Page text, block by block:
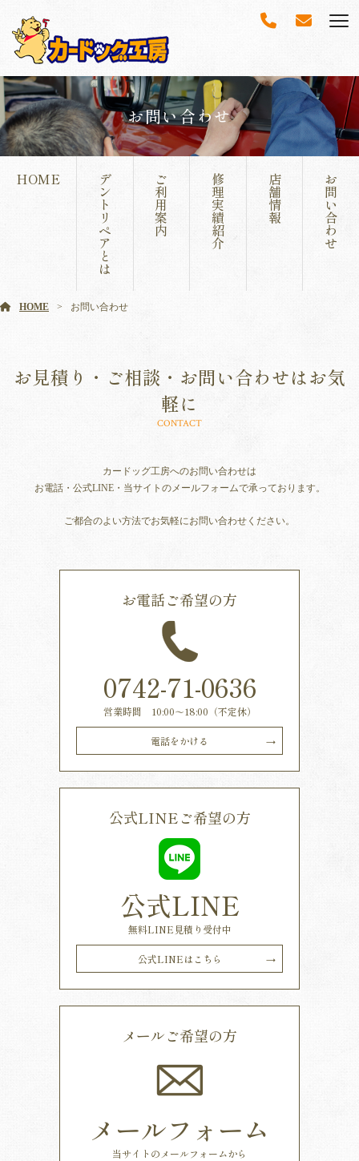
お問い合わせ
HOME デ
ン
ト
リ
ペ
ア
と
は
ご
利
用
案
内
修
理
実
績
紹
介
店
舗
情
報
お
問
い
合
わ
せ
HOME お問い合わせ
お見積り・ご相談・お問い合わせはお気
軽に
CONTACT
カードッグ工房へのお問い合わせは
お電話・公式LINE・当サイトのメールフォームで承っております。
ご都合のよい方法でお気軽にお問い合わせください。
お電話ご希望の方
0742-71-0636
営業時間 10:00～18:00（不定休）
電話をかける
公式LINEご希望の方
公式LINE
無料LINE見積り受付中
公式LINEはこちら
メールご希望の方
メールフォーム
当サイトのメールフォームから